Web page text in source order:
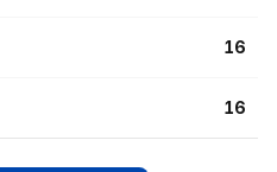
16
16